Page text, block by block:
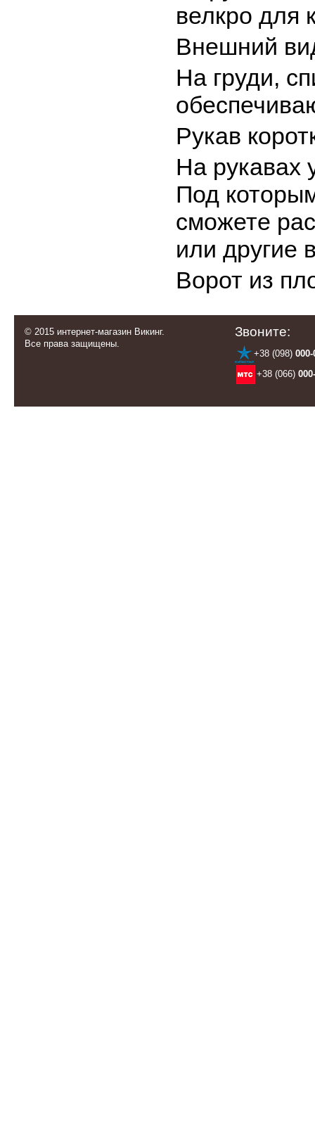
велкро для
Внешний
На груди,
Рукав
На рукавах
Под
сможете
или другие
Ворот из
© 2015 интернет-магазин Викинг.
Все права защищены.
Звоните:
+38 (098) 000-
+38 (066)